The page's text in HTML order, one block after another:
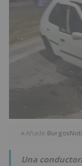
★Añade
Una